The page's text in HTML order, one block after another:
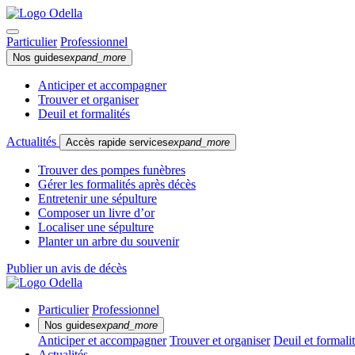
Particulier Professionnel
Nos guidesexpand_more
Anticiper et accompagner
Trouver et organiser
Deuil et formalités
Actualités Accès rapide servicesexpand_more
Trouver des pompes funèbres
Gérer les formalités après décès
Entretenir une sépulture
Composer un livre d’or
Localiser une sépulture
Planter un arbre du souvenir
Publier un avis de décès
Particulier Professionnel
Nos guidesexpand_more
Anticiper et accompagner Trouver et organiser Deuil et